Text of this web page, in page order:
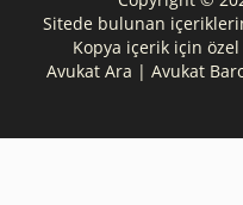
Sitede bulunan
Kopya içerik için
Avukat Ara | Avukat